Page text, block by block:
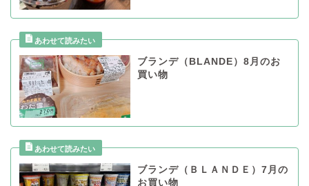
ブランデ（BLANDE）8月のお
買い物
ブランデ（ＢＬＡＮＤＥ）7月の
お買い物